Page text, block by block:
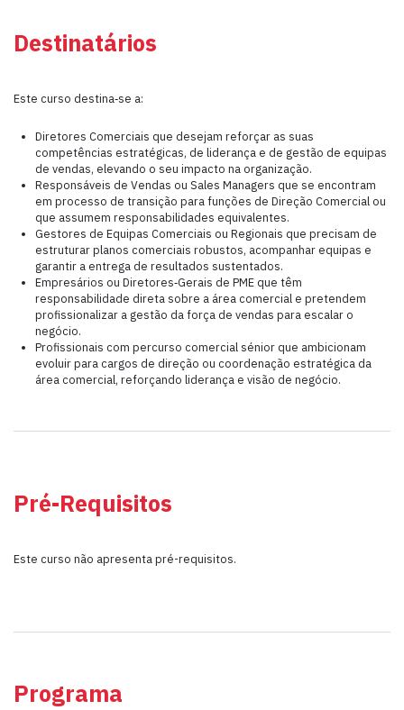
Destinatários
Este curso destina‑se a:
Diretores Comerciais que desejam reforçar as suas
competências estratégicas, de liderança e de gestão de equipas
de vendas, elevando o seu impacto na organização.
Responsáveis de Vendas ou Sales Managers que se encontram
em processo de transição para funções de Direção Comercial ou
que assumem responsabilidades equivalentes.
Gestores de Equipas Comerciais ou Regionais que precisam de
estruturar planos comerciais robustos, acompanhar equipas e
garantir a entrega de resultados sustentados.
Empresários ou Diretores‑Gerais de PME que têm
responsabilidade direta sobre a área comercial e pretendem
profissionalizar a gestão da força de vendas para escalar o
negócio.
Profissionais com percurso comercial sénior que ambicionam
evoluir para cargos de direção ou coordenação estratégica da
área comercial, reforçando liderança e visão de negócio.
Pré-Requisitos
Este curso não apresenta pré-requisitos.
Programa